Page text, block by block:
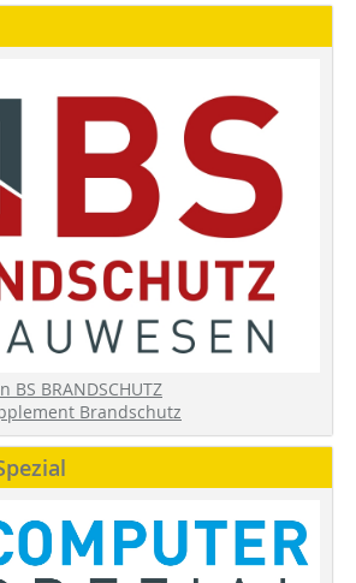
BRANDSCHUTZ
Brandschutz